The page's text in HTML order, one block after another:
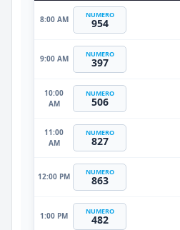
8:00 AM NUMERO
954
9:00 AM NUMERO
397
10:00
AM
NUMERO
506
11:00
AM
NUMERO
827
12:00 PM NUMERO
863
1:00 PM NUMERO
482